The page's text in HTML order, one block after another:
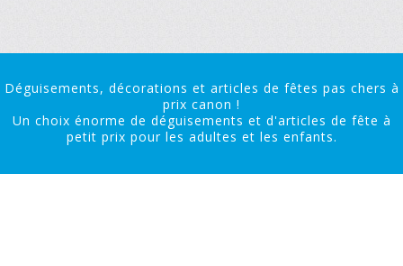
Déguisements, décorations et articles de fêtes pas chers à
prix canon !
Un choix énorme de déguisements et d'articles de fête à
petit prix pour les adultes et les enfants.